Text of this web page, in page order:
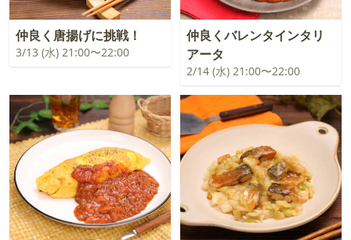
仲良く唐揚げに挑戦！
3/13 (水) 21:00〜22:00
仲良くバレンタインタリ
アータ
2/14 (水) 21:00〜22:00